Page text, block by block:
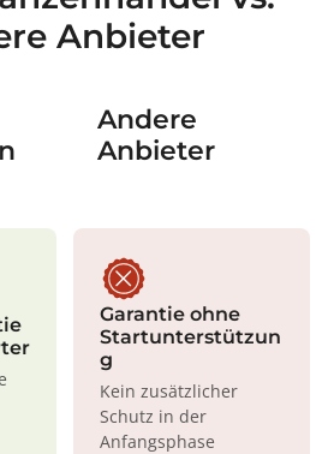
Anbieter
Andere
Anbieter
Garantie ohne
Startunterstützun
g
Kein zusätzlicher
Schutz in der
Anfangsphase